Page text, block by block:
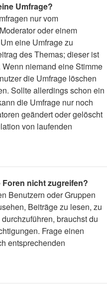
Umfrage?
nur vom
oder einem
eine Umfrage zu
des Themas; dieser ist
niemand eine Stimme
die Umfrage löschen
Sollte allerdings schon ein
die Umfrage nur noch
geändert oder gelöscht
von laufenden
nicht zugreifen?
Benutzern oder Gruppen
Beiträge zu lesen, zu
brauchst du
Frage einen
entsprechenden